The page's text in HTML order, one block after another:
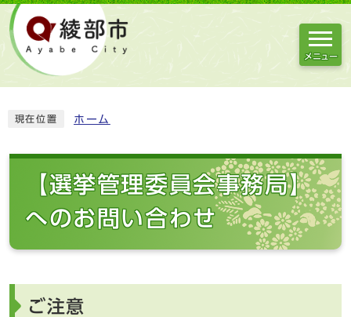
メニュー
現在位置 ホーム
【選挙管理委員会事務局】
へのお問い合わせ
ご注意